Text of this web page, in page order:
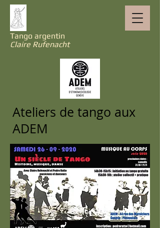
Tango argentin
Claire Rufenacht
Ateliers de tango aux
ADEM